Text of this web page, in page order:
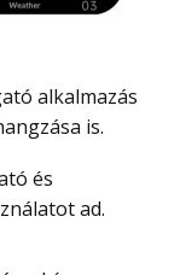
is.
ad.